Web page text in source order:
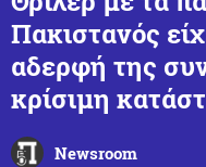
Πακιστανός
αδερφή της
κρίσιμη
Newsroom